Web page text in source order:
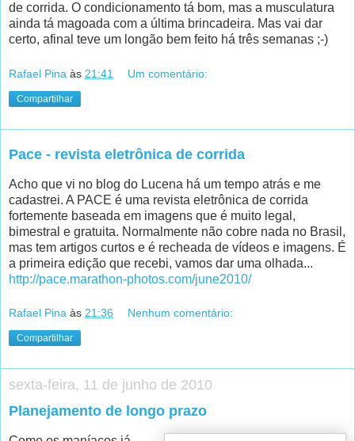
de corrida. O condicionamento tá bom, mas a musculatura
ainda tá magoada com a última brincadeira. Mas vai dar
certo, afinal teve um longão bem feito há três semanas ;-)
Rafael Pina às 21:41 Um comentário:
Compartilhar
Pace - revista eletrônica de corrida
Acho que vi no blog do Lucena há um tempo atrás e me
cadastrei. A PACE é uma revista eletrônica de corrida
fortemente baseada em imagens que é muito legal,
bimestral e gratuita. Normalmente não cobre nada no Brasil,
mas tem artigos curtos e é recheada de vídeos e imagens. É
a primeira edição que recebi, vamos dar uma olhada...
http://pace.marathon-photos.com/june2010/
Rafael Pina às 21:36 Nenhum comentário:
Compartilhar
sexta-feira, 11 de junho de 2010
Planejamento de longo prazo